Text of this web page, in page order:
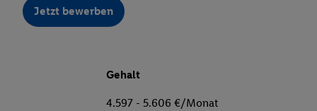
Jetzt bewerben
Gehalt
4.597 - 5.606 €/Monat